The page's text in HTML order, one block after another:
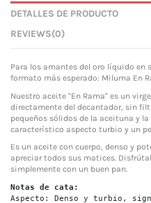
DETALLES DE PRODUCTO
REVIEWS(0)
Para los amantes del oro líquido en
formato más esperado: Miluma En
Nuestro aceite "En Rama" es un
directamente del decantador, sin
pequeños sólidos de la aceituna y
característico aspecto turbio y un
Es un aceite con cuerpo, denso y
apreciar todos sus matices.
simplemente con un buen pan.
Notas de cata:
Aspecto: Denso y turbio,